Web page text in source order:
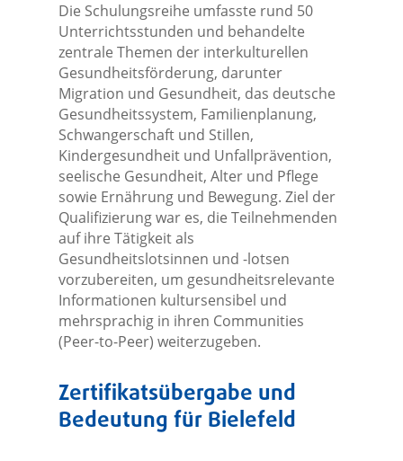
Die Schulungsreihe umfasste rund 50
Unterrichtsstunden und behandelte
zentrale Themen der interkulturellen
Gesundheitsförderung, darunter
Migration und Gesundheit, das deutsche
Gesundheitssystem, Familienplanung,
Schwangerschaft und Stillen,
Kindergesundheit und Unfallprävention,
seelische Gesundheit, Alter und Pflege
sowie Ernährung und Bewegung. Ziel der
Qualifizierung war es, die Teilnehmenden
auf ihre Tätigkeit als
Gesundheitslotsinnen und -lotsen
vorzubereiten, um gesundheitsrelevante
Informationen kultursensibel und
mehrsprachig in ihren Communities
(Peer-to-Peer) weiterzugeben.
Zertifikatsübergabe und
Bedeutung für Bielefeld